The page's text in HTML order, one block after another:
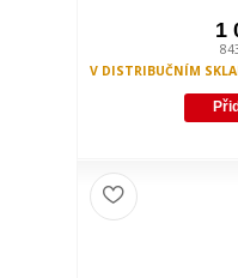
1
V DISTRIBUČNÍM